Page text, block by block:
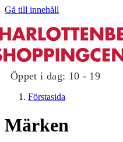
Gå till innehåll
Öppet i dag: 10 - 19
Förstasida
Märken